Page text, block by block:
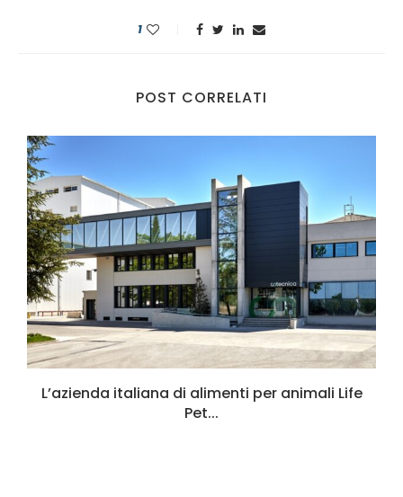
1
POST CORRELATI
L’azienda italiana di alimenti per animali Life
Pet...